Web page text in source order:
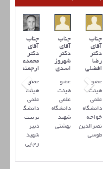
جناب
آقای
دکتر
محمدعلی
ارجمند
عضو
هیئت
علمی
دانشگاه
تربیت
دبیر
شهید
رجایی
جناب
آقای
دکتر
شهروز
اسدی
عضو
هیئت
علمی
دانشگاه
شهید
بهشتی
جناب
آقای
دکتر
رضا
افضلي
عضو
هیئت
علمی
دانشگاه
خواجه
نصرالدین
طوسی